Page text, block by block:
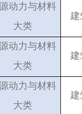
动力与材料
大类
建
动力与材料
大类
建
动力与材料
大类
建